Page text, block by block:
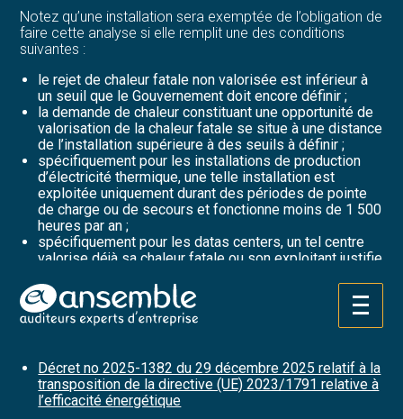
Aller
au
Notez qu’une installation sera exemptée de l’obligation de
faire cette analyse si elle remplit une des conditions
suivantes :
le rejet de chaleur fatale non valorisée est inférieur à
un seuil que le Gouvernement doit encore définir ;
la demande de chaleur constituant une opportunité de
valorisation de la chaleur fatale se situe à une distance
de l’installation supérieure à des seuils à définir ;
spécifiquement pour les installations de production
d’électricité thermique, une telle installation est
exploitée uniquement durant des périodes de pointe
de charge ou de secours et fonctionne moins de 1 500
heures par an ;
spécifiquement pour les datas centers, un tel centre
valorise déjà sa chaleur fatale ou son exploitant justifie
tard 5 ans après la date de mise en service de
l’installation.
Décret no 2025-1382 du 29 décembre 2025 relatif à la
transposition de la directive (UE) 2023/1791 relative à
l’efficacité énergétique